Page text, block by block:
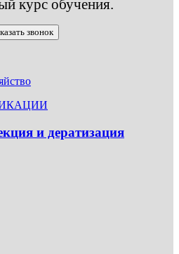
курс обучения.
звонок
и дератизация